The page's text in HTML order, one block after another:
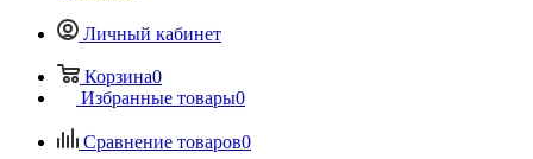
Личный кабинет
Корзина0
Избранные товары0
Сравнение товаров0